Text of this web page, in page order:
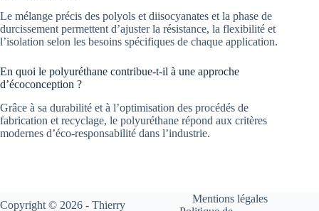
Le mélange précis des polyols et diisocyanates et la phase de
durcissement permettent d’ajuster la résistance, la flexibilité et
l’isolation selon les besoins spécifiques de chaque application.
En quoi le polyuréthane contribue-t-il à une approche
d’écoconception ?
Grâce à sa durabilité et à l’optimisation des procédés de
fabrication et recyclage, le polyuréthane répond aux critères
modernes d’éco-responsabilité dans l’industrie.
Copyright © 2026 - Thierry
Mentions légales